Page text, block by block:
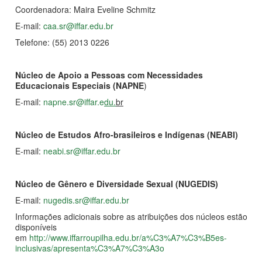
Coordenadora: Maira Eveline Schmitz
E-mail: caa.sr@iffar.edu.br
Telefone: (55) 2013 0226
Núcleo de Apoio a Pessoas com Necessidades
Educacionais Especiais (NAPNE)
E-mail: napne.sr@iffar.edu.br
Núcleo de Estudos Afro-brasileiros e Indígenas (NEABI)
E-mail: neabi.sr@iffar.edu.br
Núcleo de Gênero e Diversidade Sexual (NUGEDIS)
E-mail: nugedis.sr@iffar.edu.br
Informações adicionais sobre as atribuições dos núcleos estão
disponíveis
em http://www.iffarroupilha.edu.br/a%C3%A7%C3%B5es-
inclusivas/apresenta%C3%A7%C3%A3o